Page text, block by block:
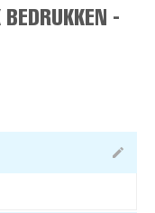
BEDRUKKEN -